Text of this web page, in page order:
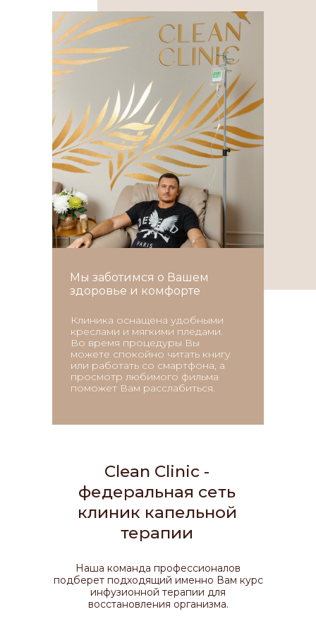
Мы заботимся о Вашем
здоровье и комфорте
Клиника оснащена удобными
креслами и мягкими пледами.
Во время процедуры Вы
можете спокойно читать книгу
или работать со смартфона, а
просмотр любимого фильма
поможет Вам расслабиться.
Clean Clinic -
федеральная сеть
клиник капельной
терапии
Наша команда профессионалов
подберет подходящий именно Вам курс
инфузионной терапии для
восстановления организма.